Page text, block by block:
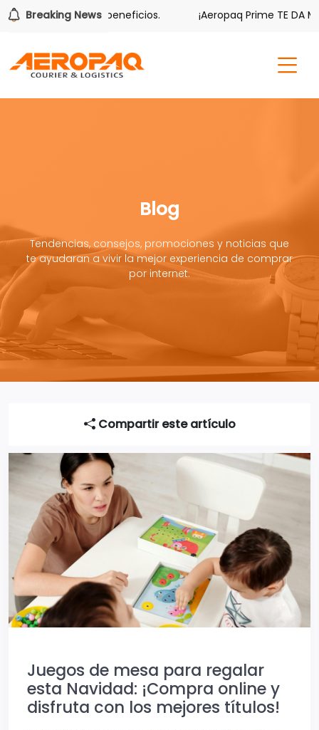
Breaking News
tiene sus beneficios. ¡Aeropaq Prime TE DA MÁS!
Blog
Tendencias, consejos, promociones y noticias que
te ayudaran a vivir la mejor experiencia de comprar
por internet.
Compartir este artículo
Juegos de mesa para regalar
esta Navidad: ¡Compra online y
disfruta con los mejores títulos!